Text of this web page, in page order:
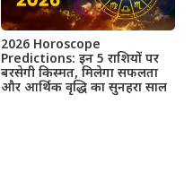
2026 Horoscope
Predictions: इन 5 राशियों पर
बरसेगी किस्मत, मिलेगा सफलता
और आर्थिक वृद्धि का सुनहरा साल